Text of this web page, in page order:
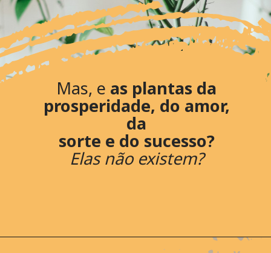
Mas, e as plantas da
prosperidade, do amor,
da
sorte e do sucesso?
Elas não existem?